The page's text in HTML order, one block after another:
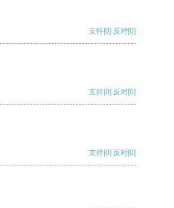
支持[0] 反对[0]
支持[0] 反对[0]
支持[0] 反对[0]